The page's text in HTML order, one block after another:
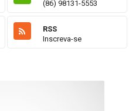
(86) 98131-5553
RSS
Inscreva-se